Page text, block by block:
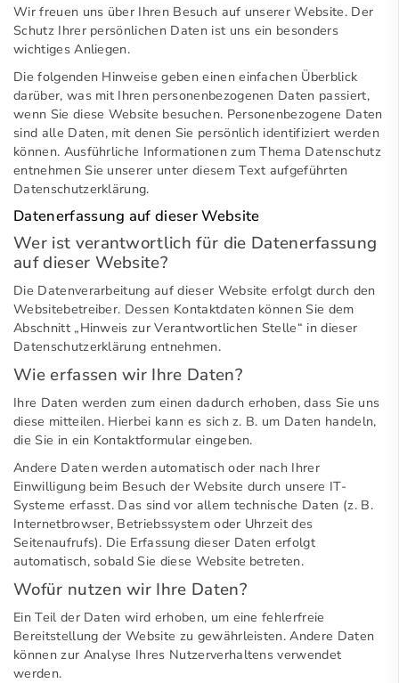
Wir freuen uns über Ihren Besuch auf unserer Website. Der
Schutz Ihrer persönlichen Daten ist uns ein besonders
wichtiges Anliegen.
Die folgenden Hinweise geben einen einfachen Überblick
darüber, was mit Ihren personenbezogenen Daten passiert,
wenn Sie diese Website besuchen. Personenbezogene Daten
sind alle Daten, mit denen Sie persönlich identifiziert werden
können. Ausführliche Informationen zum Thema Datenschutz
entnehmen Sie unserer unter diesem Text aufgeführten
Datenschutzerklärung.
Datenerfassung auf dieser Website
Wer ist verantwortlich für die Datenerfassung
auf dieser Website?
Die Datenverarbeitung auf dieser Website erfolgt durch den
Websitebetreiber. Dessen Kontaktdaten können Sie dem
Abschnitt „Hinweis zur Verantwortlichen Stelle“ in dieser
Datenschutzerklärung entnehmen.
Wie erfassen wir Ihre Daten?
Ihre Daten werden zum einen dadurch erhoben, dass Sie uns
diese mitteilen. Hierbei kann es sich z. B. um Daten handeln,
die Sie in ein Kontaktformular eingeben.
Andere Daten werden automatisch oder nach Ihrer
Einwilligung beim Besuch der Website durch unsere IT-
Systeme erfasst. Das sind vor allem technische Daten (z. B.
Internetbrowser, Betriebssystem oder Uhrzeit des
Seitenaufrufs). Die Erfassung dieser Daten erfolgt
automatisch, sobald Sie diese Website betreten.
Wofür nutzen wir Ihre Daten?
Ein Teil der Daten wird erhoben, um eine fehlerfreie
Bereitstellung der Website zu gewährleisten. Andere Daten
können zur Analyse Ihres Nutzerverhaltens verwendet
werden.